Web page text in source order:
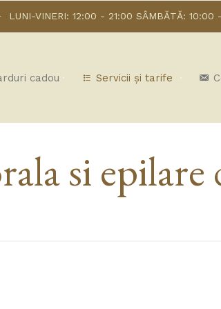
∙ LUNI-VINERI: 12:00 - 21:00 SÂMBĂTĂ: 10:00
cadou Servicii și tarife
si